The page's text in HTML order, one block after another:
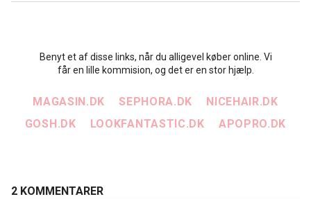
Benyt et af disse links, når du alligevel køber online. Vi
får en lille kommision, og det er en stor hjælp.
MAGASIN.DK SEPHORA.DK
NICEHAIR.DK
GOSH.DK
LOOKFANTASTIC.DK APOPRO.DK
2 KOMMENTARER